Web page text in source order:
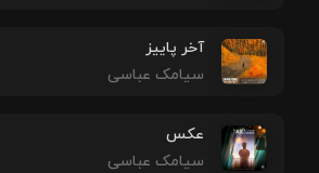
آخر پاییز
سیامک عباسی
عکس
سیامک عباسی